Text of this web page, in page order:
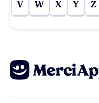
V W X Y Z